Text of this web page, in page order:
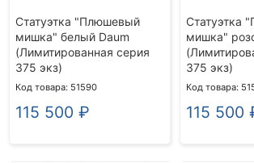
Статуэтка "Плюшевый
мишка" белый Daum
(Лимитированная серия
375 экз)
Код товара: 51590
115 500 ₽
Статуэтка
мишка"
375 экз)
Код товара:
115 500